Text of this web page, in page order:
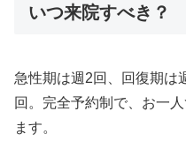
いつ来院すべき？
急性期は週2回、回復期は
回。完全予約制で、お一
ます。